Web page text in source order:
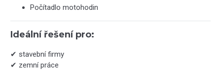
Počítadlo motohodin
Ideální řešení pro:
✔ stavební firmy
✔ zemní práce